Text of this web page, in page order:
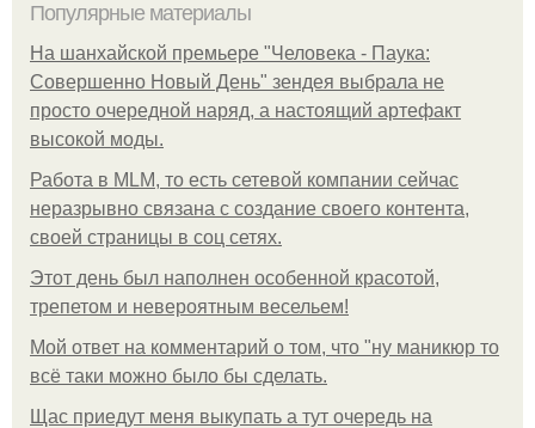
Популярные материалы
На шанхайской премьере "Человека - Паука:
Совершенно Новый День" зендея выбрала не
просто очередной наряд, а настоящий артефакт
высокой моды.
Работа в MLM, то есть сетевой компании сейчас
неразрывно связана с создание своего контента,
своей страницы в соц сетях.
Этот день был наполнен особенной красотой,
трепетом и невероятным весельем!
Мой ответ на комментарий о том, что "ну маникюр то
всё таки можно было бы сделать.
Щас приедут меня выкупать а тут очередь на